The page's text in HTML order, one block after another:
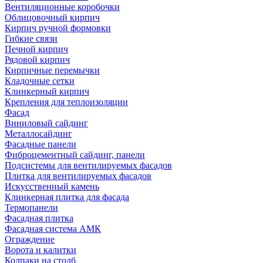
Вентиляционные коробочки
Облицовочный кирпич
Кирпич ручной формовки
Гибкие связи
Печной кирпич
Рядовой кирпич
Кирпичные перемычки
Кладочные сетки
Клинкерный кирпич
Крепления для теплоизоляции
Фасад
Виниловый сайдинг
Металлосайдинг
Фасадные панели
Фиброцементный сайдинг, панели
Подсистемы для вентилируемых фасадов
Плитка для вентилируемых фасадов
Искусственный камень
Клинкерная плитка для фасада
Термопанели
Фасадная плитка
Фасадная система АМК
Ограждение
Ворота и калитки
Колпаки на столб